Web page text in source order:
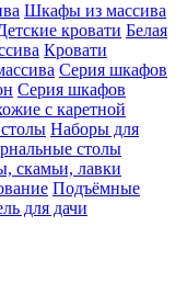
Шкафы из массива
кровати Белая
Кровати
Серия шкафов
Серия шкафов
с каретной
Наборы для
столы
скамьи, лавки
Подъёмные
для дачи